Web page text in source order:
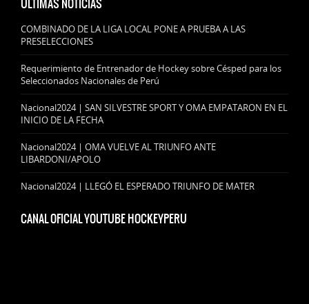
ULTIMAS NOTICIAS
COMBINADO DE LA LIGA LOCAL PONE A PRUEBA A LAS
PRESELECCIONES
Requerimiento de Entrenador de Hockey sobre Césped para los
Seleccionados Nacionales de Perú
Nacional2024 | SAN SILVESTRE SPORT Y OMA EMPATARON EN EL
INICIO DE LA FECHA
Nacional2024 | OMA VUELVE AL TRIUNFO ANTE
LIBARDONI/APOLO
Nacional2024 | LLEGÓ EL ESPERADO TRIUNFO DE MATER
CANAL OFICIAL YOUTUBE HOCKEYPERU